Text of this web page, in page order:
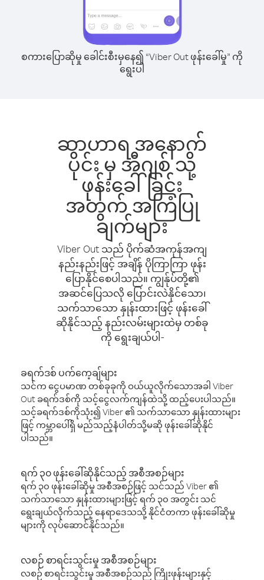
စကားပြောဆိုမှု ခေါင်းစီးမှနေ၍ “Viber Out ဖုန်းခေါ်မှု” ကို
ရွေးပါ
ဆာဟာရ အနောက်
ပိုင်း မှ အီဂျစ် သို့
ဖုန်းခေါ်ခြင်း
အတွက် အကြံပြု
ချက်များ
Viber Out သည် ပိုက်ဆံအကုန်အကျ
နည်းနည်းဖြင့် အချိန် ပိုကြာကြာ ဖုန်း
ပြောနိုင်စေပါသည်။ ကျွန်ုပ်တို့၏
အဆင်ပြေသလို ပြောင်းလဲနိုင်သော၊
သက်သာသော နှုန်းထားဖြင့် ဖုန်းခေါ်
ဆိုနိုင်သည့် နည်းလမ်းများထဲမှ တစ်ခု
ကို ရွေးချယ်ပါ-
ခရက်ဒစ် ပက်ကေ့ချ်များ
သင်က ငွေပမာဏ တစ်ခုခုကို ဝယ်ယူလိုက်သောအခါ Viber
Out ခရက်ဒစ်ကို သင့်ငွေလက်ကျန်ထဲသို့ ထည့်ပေးပါသည်။
သင့်ခရက်ဒစ်ကိုသုံး၍ Viber ၏ သက်သာသော နှုန်းထားများ
ဖြင့် ကမ္ဘာပေါ်ရှိ မည်သည့်နံပါတ်သို့မဆို ဖုန်းခေါ်ဆိုနိုင်
ပါသည်။
ရက် ၃၀ ဖုန်းခေါ်ဆိုနိုင်သည့် အစီအစဉ်များ
ရက် ၃၀ ဖုန်းခေါ်ဆိုမှု အစီအစဉ်ဖြင့် သင်သည် Viber ၏
သက်သာသော နှုန်းထားများဖြင့် ရက် ၃၀ အတွင်း သင်
ရွေးချယ်လိုက်သည့် နေရာဒေသသို့ နိုင်ငံတကာ ဖုန်းခေါ်ဆိုမှု
များကို လုပ်ဆောင်နိုင်သည်။
လစဉ် စာရင်းသွင်းမှု အစီအစဉ်များ
လစဉ် စာရင်းသွင်းမှု အစီအစဉ်သည် ကြိုးဖုန်းများနှင့်